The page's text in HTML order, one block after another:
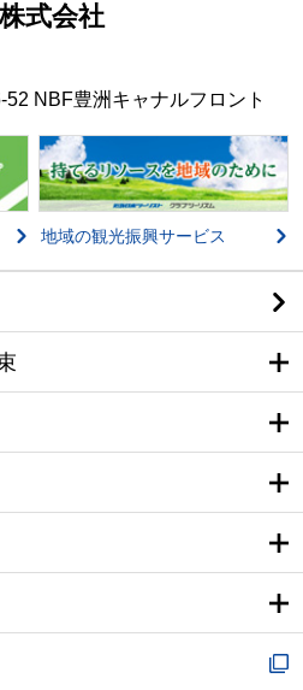
式会社
NBF豊洲キャナルフロント
地域の観光振興サービス